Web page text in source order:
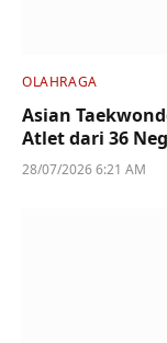
OLAHRAGA
Asian
Atlet dari 36
28/07/2026 6:21 AM